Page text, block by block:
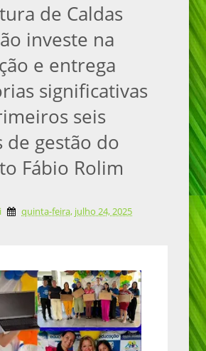
de Caldas
investe na
e entrega
significativas
seis
de gestão do
Fábio Rolim
quinta-feira, julho 24, 2025